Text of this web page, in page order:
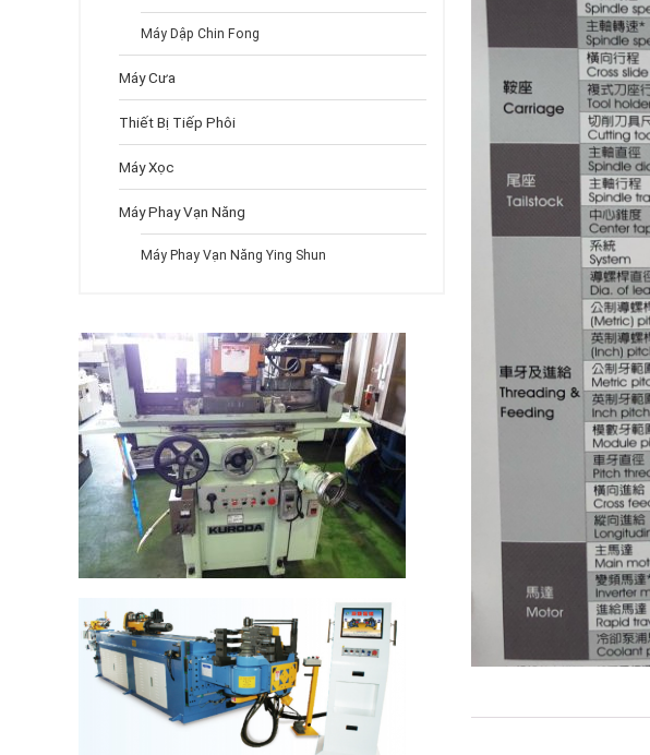
Máy Dập Chin Fong
Máy Cưa
Thiết Bị Tiếp Phôi
Máy Xọc
Máy Phay Vạn Năng
Máy Phay Vạn Năng Ying Shun